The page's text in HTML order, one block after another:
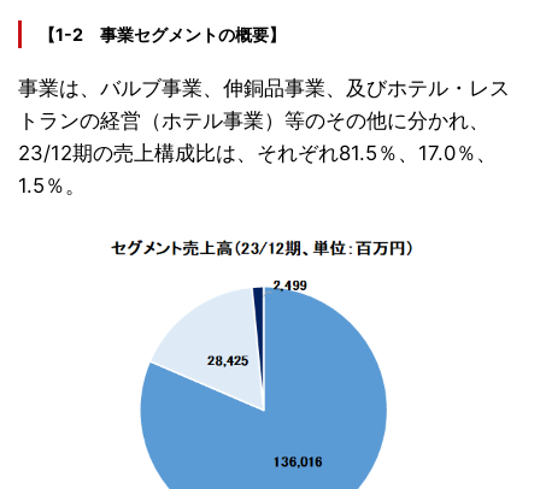
【1-2 事業セグメントの概要】
事業は、バルブ事業、伸銅品事業、及びホテル・レス
トランの経営（ホテル事業）等のその他に分かれ、
23/12期の売上構成比は、それぞれ81.5％、17.0％、
1.5％。